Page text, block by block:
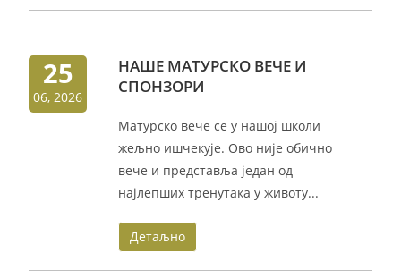
25
06, 2026
НАШЕ МАТУРСКО ВЕЧЕ И
СПОНЗОРИ
Матурско вече се у нашој школи
жељно ишчекује. Ово није обично
вече и представља један од
најлепших тренутака у животу...
Детаљно